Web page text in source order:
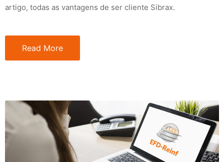
artigo, todas as vantagens de ser cliente Sibrax.
Read More